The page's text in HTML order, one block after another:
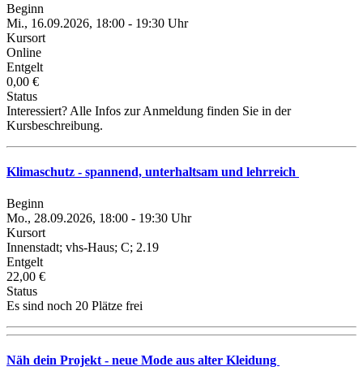
Beginn
Mi., 16.09.2026, 18:00 - 19:30 Uhr
Kursort
Online
Entgelt
0,00 €
Status
Interessiert? Alle Infos zur Anmeldung finden Sie in der
Kursbeschreibung.
Klimaschutz - spannend, unterhaltsam und lehrreich
Beginn
Mo., 28.09.2026, 18:00 - 19:30 Uhr
Kursort
Innenstadt; vhs-Haus; C; 2.19
Entgelt
22,00 €
Status
Es sind noch 20 Plätze frei
Näh dein Projekt - neue Mode aus alter Kleidung